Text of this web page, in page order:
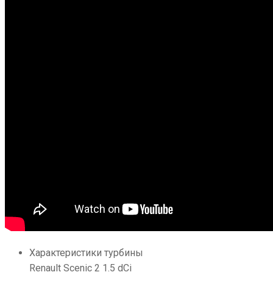
Характеристики турбины
Renault Scenic 2 1.5 dCi